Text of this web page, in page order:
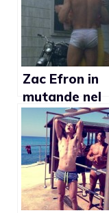
Zac Efron in
mutande nel
film
(Foto)